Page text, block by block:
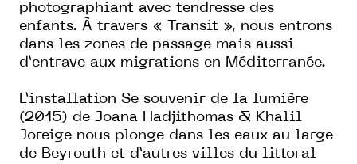
photographiant avec tendresse des
enfants. À travers « Transit », nous entrons
dans les zones de passage mais aussi
d’entrave aux migrations en Méditerranée.
L’installation Se souvenir de la lumière
(2015) de Joana Hadjithomas & Khalil
Joreige nous plonge dans les eaux au large
de Beyrouth et d’autres villes du littoral